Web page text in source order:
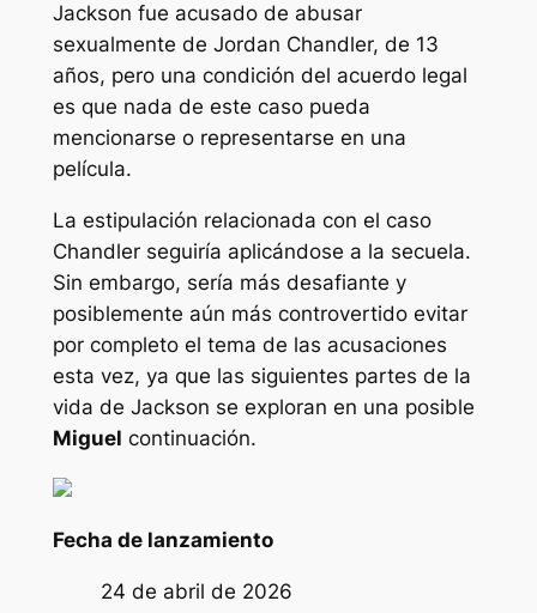
Jackson fue acusado de abusar
sexualmente de Jordan Chandler, de 13
años, pero una condición del acuerdo legal
es que nada de este caso pueda
mencionarse o representarse en una
película.
La estipulación relacionada con el caso
Chandler seguiría aplicándose a la secuela.
Sin embargo, sería más desafiante y
posiblemente aún más controvertido evitar
por completo el tema de las acusaciones
esta vez, ya que las siguientes partes de la
vida de Jackson se exploran en una posible
Miguel continuación.
Fecha de lanzamiento
24 de abril de 2026